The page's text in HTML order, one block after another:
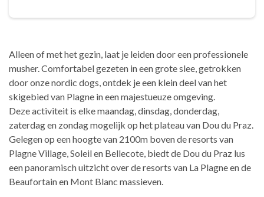
Alleen of met het gezin, laat je leiden door een professionele
musher. Comfortabel gezeten in een grote slee, getrokken
door onze nordic dogs, ontdek je een klein deel van het
skigebied van Plagne in een majestueuze omgeving.
Deze activiteit is elke maandag, dinsdag, donderdag,
zaterdag en zondag mogelijk op het plateau van Dou du Praz.
Gelegen op een hoogte van 2100m boven de resorts van
Plagne Village, Soleil en Bellecote, biedt de Dou du Praz lus
een panoramisch uitzicht over de resorts van La Plagne en de
Beaufortain en Mont Blanc massieven.